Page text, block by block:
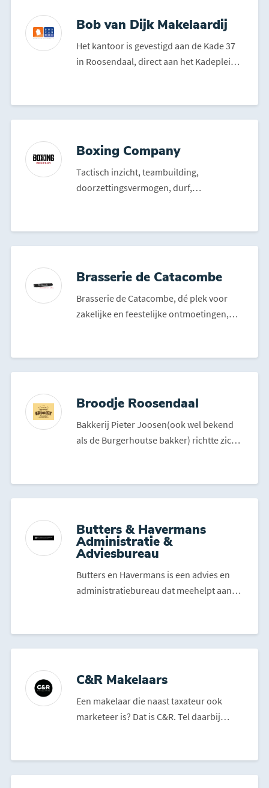
Bob van Dijk Makelaardij
Het kantoor is gevestigd aan de Kade 37
in Roosendaal, direct aan het Kadeplein.
Boxing Company
Tactisch inzicht, teambuilding,
doorzettingsvermogen, durf,
Brasserie de Catacombe
Brasserie de Catacombe, dé plek voor
zakelijke en feestelijke ontmoetingen,
Broodje Roosendaal
Bakkerij Pieter Joosen(ook wel bekend
als de Burgerhoutse bakker) richtte zich
Butters & Havermans
Administratie &
Adviesbureau
Butters en Havermans is een advies en
administratiebureau dat meehelpt aan
C&R Makelaars
Een makelaar die naast taxateur ook
marketeer is? Dat is C&R. Tel daarbij